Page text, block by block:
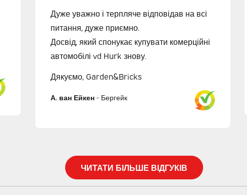
Дуже уважно і терпляче відповідав на всі
питання, дуже приємно.
Досвід, який спонукає купувати комерційні
автомобілі vd Hurk знову.
Дякуємо, Garden&Bricks
А. ван Ейкен- Бергейк
ЧИТАТИ БІЛЬШЕ ВІДГУКІВ